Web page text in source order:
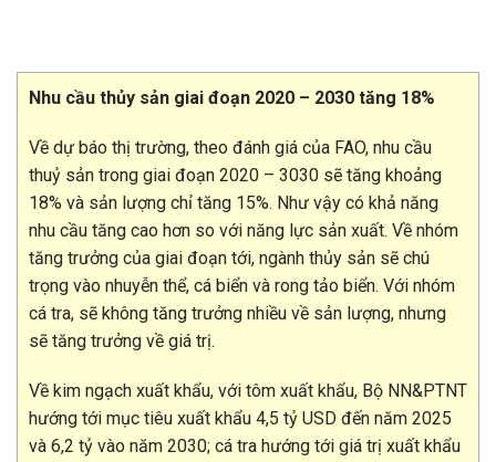
Nhu cầu thủy sản giai đoạn 2020 – 2030 tăng 18%
Về dự báo thị trường, theo đánh giá của FAO, nhu cầu
thuỷ sản trong giai đoạn 2020 – 3030 sẽ tăng khoảng
18% và sản lượng chỉ tăng 15%. Như vậy có khả năng
nhu cầu tăng cao hơn so với năng lực sản xuất. Về nhóm
tăng trưởng của giai đoạn tới, ngành thủy sản sẽ chú
trọng vào nhuyễn thể, cá biển và rong tảo biển. Với nhóm
cá tra, sẽ không tăng trưởng nhiều về sản lượng, nhưng
sẽ tăng trưởng về giá trị.
Về kim ngạch xuất khẩu, với tôm xuất khẩu, Bộ NN&PTNT
hướng tới mục tiêu xuất khẩu 4,5 tỷ USD đến năm 2025
và 6,2 tỷ vào năm 2030; cá tra hướng tới giá trị xuất khẩu